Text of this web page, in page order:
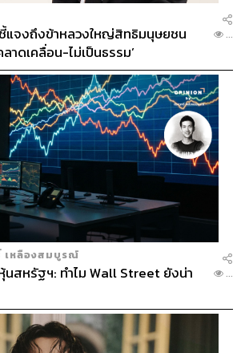
จงถึงข้าหลวงใหญ่สิทธิมนุษยชน
าดเคลื่อน-ไม่เป็นธรรม’
...
เหลืองสมบูรณ์
สหรัฐฯ: ทำไม Wall Street ยังน่า
...